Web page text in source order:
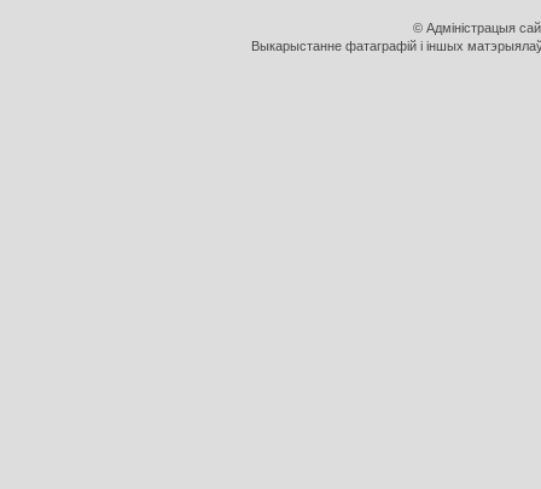
© Адміністрацыя
Выкарыстанне фатаграфій і іншых